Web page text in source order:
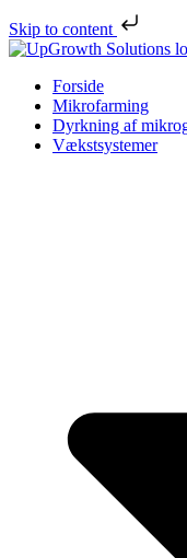
Skip to content
Forside
Mikrofarming
Dyrkning af
Vækstsystemer